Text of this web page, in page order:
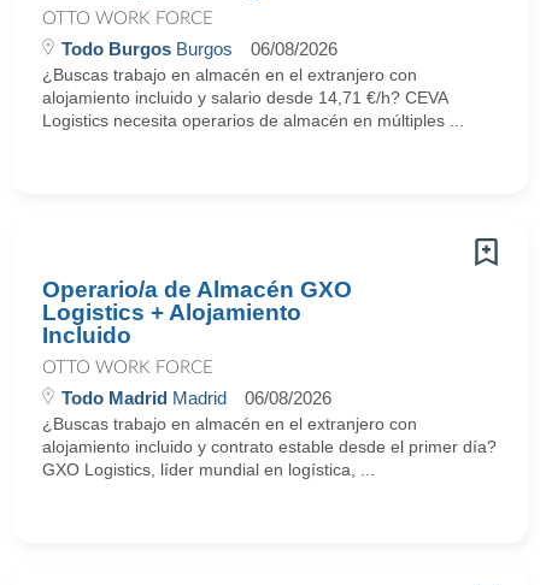
OTTO WORK FORCE
Todo Burgos Burgos 06/08/2026
¿Buscas trabajo en almacén en el extranjero con
alojamiento incluido y salario desde 14,71 €/h? CEVA
Logistics necesita operarios de almacén en múltiples ...
Operario/a de Almacén GXO
Logistics + Alojamiento
Incluido
OTTO WORK FORCE
Todo Madrid Madrid 06/08/2026
¿Buscas trabajo en almacén en el extranjero con
alojamiento incluido y contrato estable desde el primer día?
GXO Logistics, líder mundial en logística, ...